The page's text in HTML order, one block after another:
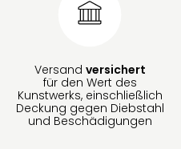
Versand versichert
für den Wert des
Kunstwerks, einschließlich
Deckung gegen Diebstahl
und Beschädigungen